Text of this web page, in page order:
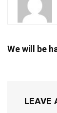
We will be
LEAVE